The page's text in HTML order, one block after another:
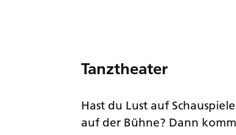
Tanztheater
Hast du Lust auf
auf der Bühne? Dann